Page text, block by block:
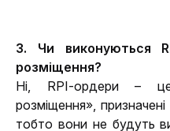
3. Чи виконуються
розміщення?
Ні, RPI-ордери –
розміщення»,
тобто вони не будуть